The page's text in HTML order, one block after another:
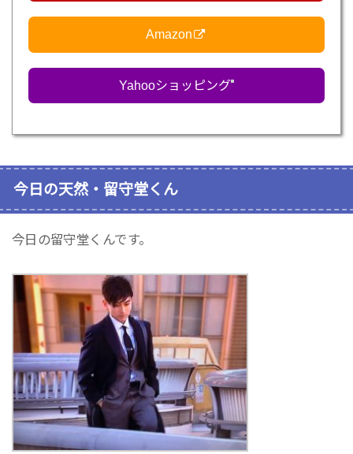
Amazon
Yahooショッピング
今日の天然・留守堂くん
今日の留守堂くんです。